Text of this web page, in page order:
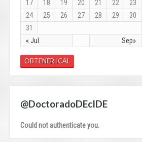
« Jul Sep»
17
18 19 20 21 22
23
24
25 26 27 28 29
30
31
OBTENER ICAL
@DoctoradoDEcIDE
Could not authenticate you.